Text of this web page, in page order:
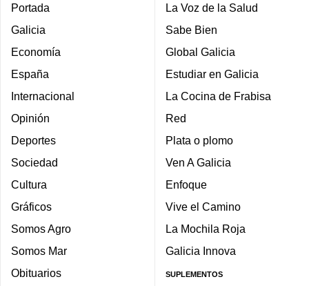
Portada
Galicia
Economía
España
Internacional
Opinión
Deportes
Sociedad
Cultura
Gráficos
Somos Agro
Somos Mar
Obituarios
La Voz de la Salud
Sabe Bien
Global Galicia
Estudiar en Galicia
La Cocina de Frabisa
Red
Plata o plomo
Ven A Galicia
Enfoque
Vive el Camino
La Mochila Roja
Galicia Innova
SUPLEMENTOS